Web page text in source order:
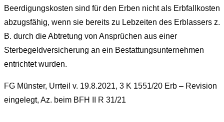
Beerdigungskosten sind für den Erben nicht als Erbfallkosten
abzugsfähig, wenn sie bereits zu Lebzeiten des Erblassers z.
B. durch die Abtretung von Ansprüchen aus einer
Sterbegeldversicherung an ein Bestattungsunternehmen
entrichtet wurden.
FG Münster, Urrteil v. 19.8.2021, 3 K 1551/20 Erb – Revision
eingelegt, Az. beim BFH II R 31/21